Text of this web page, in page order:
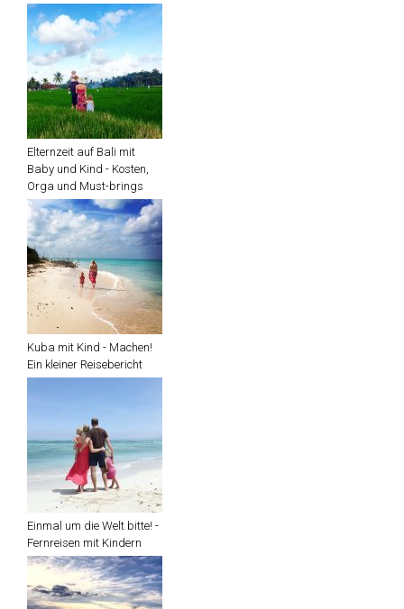
Elternzeit auf Bali mit
Baby und Kind - Kosten,
Orga und Must-brings
Kuba mit Kind - Machen!
Ein kleiner Reisebericht
Einmal um die Welt bitte! -
Fernreisen mit Kindern